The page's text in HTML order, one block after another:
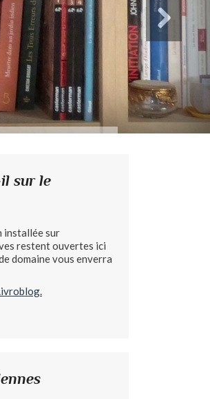
sur le
installée sur
restent ouvertes ici
domaine vous enverra